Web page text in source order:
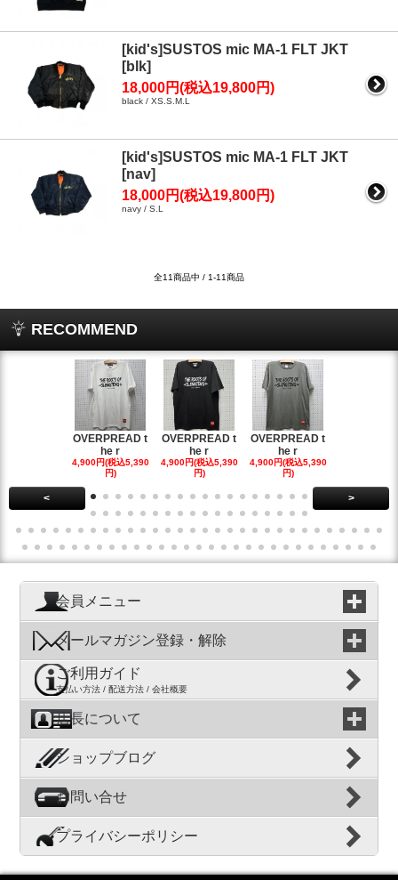
[kid's]SUSTOS mic MA-1 FLT JKT
[blk]
18,000円(税込19,800円)
black / XS.S.M.L
[kid's]SUSTOS mic MA-1 FLT JKT
[nav]
18,000円(税込19,800円)
navy / S.L
全11商品中 / 1-11商品
RECOMMEND
OVERPREAD t
he r
4,900円(税込5,390
円)
OVERPREAD t
he r
4,900円(税込5,390
円)
OVERPREAD t
he r
4,900円(税込5,390
円)
< >
会員メニュー
メールマガジン登録・解除
ご利用ガイド
支払い方法 / 配送方法 / 会社概要
店長について
ショップブログ
お問い合せ
プライバシーポリシー